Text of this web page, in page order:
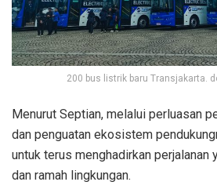
200 bus listrik baru Transjakarta.
Menurut Septian, melalui perluasan
dan penguatan ekosistem
untuk terus menghadirkan perjalanan
dan ramah lingkungan.